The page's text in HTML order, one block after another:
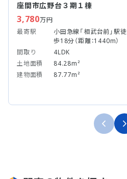
座間市広野台３期１棟
3,780万円
最寄駅
小田急線「相武台前」駅徒
歩18分（距離：1440m）
間取り
4LDK
土地面積
84.28m²
建物面積
87.77m²